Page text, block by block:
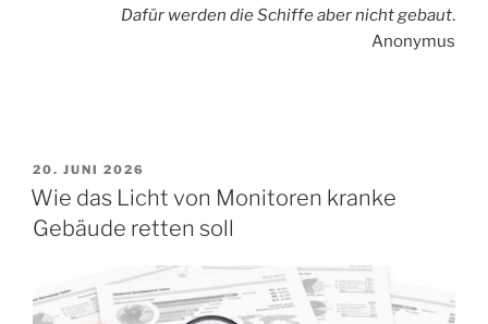
Dafür werden die Schiffe aber nicht gebaut.
Anonymus
VERÖFFENTLICHT
AM
20. JUNI 2026
Wie das Licht von Monitoren kranke
Gebäude retten soll